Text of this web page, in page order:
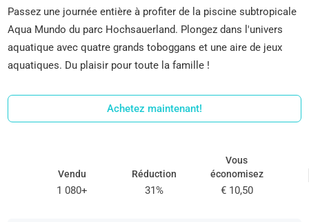
Passez une journée entière à profiter de la piscine subtropicale
Aqua Mundo du parc Hochsauerland. Plongez dans l'univers
aquatique avec quatre grands toboggans et une aire de jeux
aquatiques. Du plaisir pour toute la famille !
Achetez maintenant!
Vendu
1 080+
Réduction
31%
Vous
économisez
€ 10,50